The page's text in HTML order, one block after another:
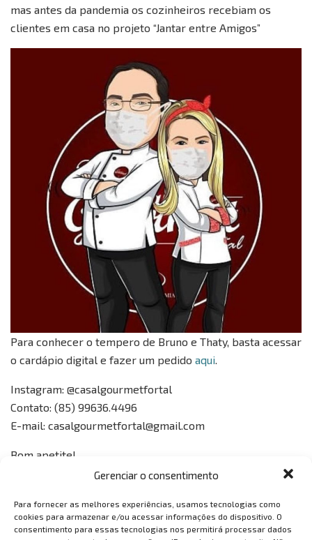
Gerenciar o consentimento
Para fornecer as melhores experiências, usamos tecnologias como
cookies para armazenar e/ou acessar informações do dispositivo. O
consentimento para essas tecnologias nos permitirá processar dados
mas antes da pandemia os cozinheiros recebiam os
clientes em casa no projeto “Jantar entre Amigos”
Para conhecer o tempero de Bruno e Thaty, basta acessar
o cardápio digital e fazer um pedido aqui.
Instagram: @casalgourmetfortal
Contato: (85) 99636.4496
E-mail: casalgourmetfortal@gmail.com
Bom apetite!
Essa e outras notícias também podem ser acompanhadas
pelas redes sociais da VemTambém!Acesse aqui.
Tags: Ceará comunicação covid 19 Fortaleza